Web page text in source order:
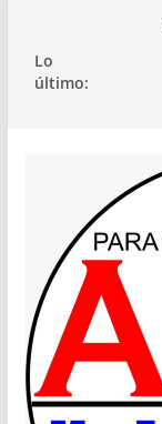
contenido
Lo
último: